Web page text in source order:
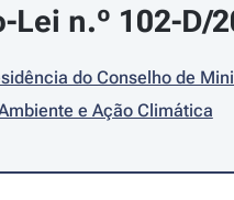
Lei n.º 102-D/
do Conselho de
e Ação Climática